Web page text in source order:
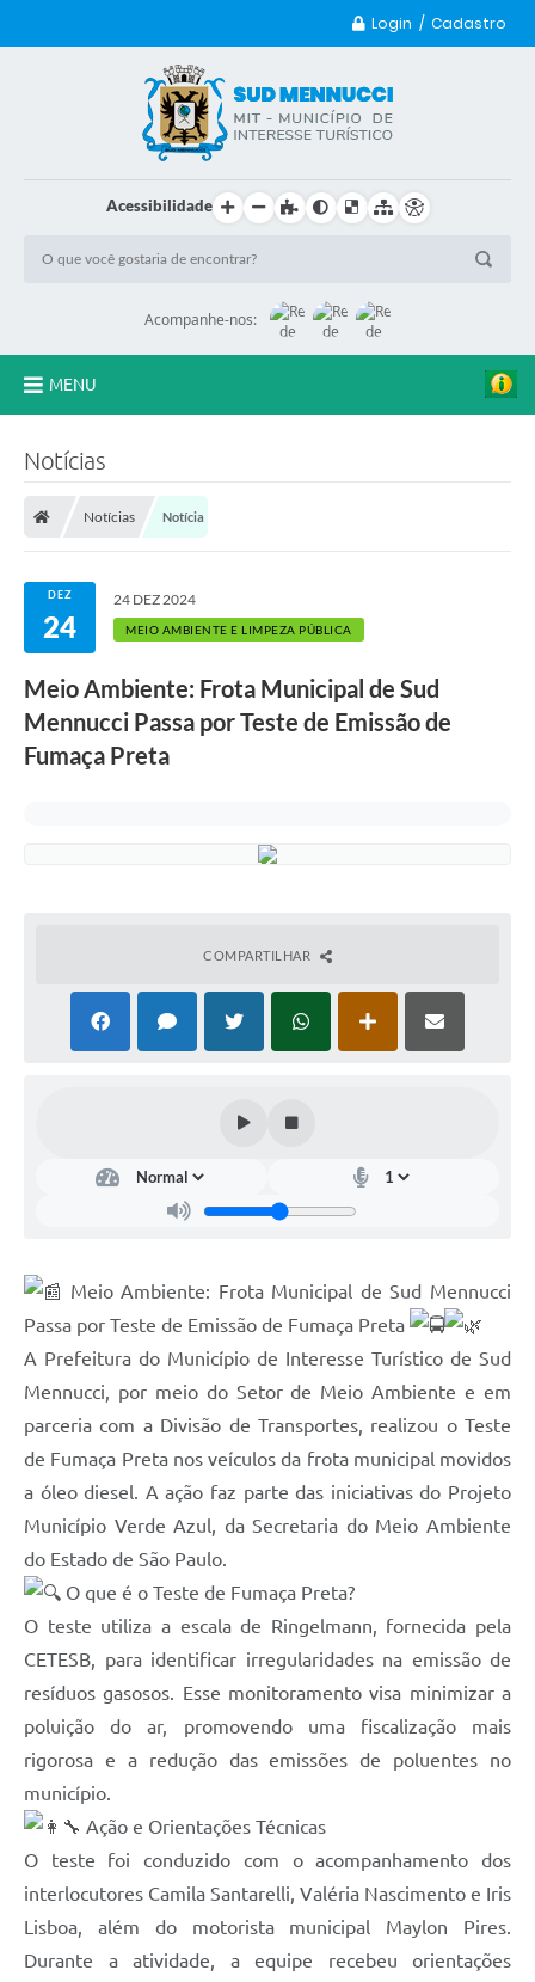
Login / Cadastro
Acessibilidade
Acompanhe-nos:
MENU
Serviços ao Cidadão
DEFESA CIVIL
Sobre Sud
Ouvidoria
Audiências Públicas
TRANSPARÊNCIA PAULO GUSTAVO
DOWNLOAD VTN RURAL
ATRIBUIÇÃO DE AULAS
ALDIR BLANC
A Prefeitura
Convênios
ORÇAMENTO PARTICIPATIVO 2026
Contato
Sistemas Prefeitura
Prestação de Contas
Gestão em Saúde
SEBRAE AQUI
Obras
Notícias
Notícias Notícia
DEZ
24
24 DEZ 2024
MEIO AMBIENTE E LIMPEZA PÚBLICA
Meio Ambiente: Frota Municipal de Sud
Mennucci Passa por Teste de Emissão de
Fumaça Preta
COMPARTILHAR
Meio Ambiente: Frota Municipal de Sud Mennucci
Passa por Teste de Emissão de Fumaça Preta
A Prefeitura do Município de Interesse Turístico de Sud
Mennucci, por meio do Setor de Meio Ambiente e em
parceria com a Divisão de Transportes, realizou o Teste
de Fumaça Preta nos veículos da frota municipal movidos
a óleo diesel. A ação faz parte das iniciativas do Projeto
Município Verde Azul, da Secretaria do Meio Ambiente
do Estado de São Paulo.
O que é o Teste de Fumaça Preta?
O teste utiliza a escala de Ringelmann, fornecida pela
CETESB, para identificar irregularidades na emissão de
resíduos gasosos. Esse monitoramento visa minimizar a
poluição do ar, promovendo uma fiscalização mais
rigorosa e a redução das emissões de poluentes no
município.
Ação e Orientações Técnicas
O teste foi conduzido com o acompanhamento dos
interlocutores Camila Santarelli, Valéria Nascimento e Iris
Lisboa, além do motorista municipal Maylon Pires.
Durante a atividade, a equipe recebeu orientações